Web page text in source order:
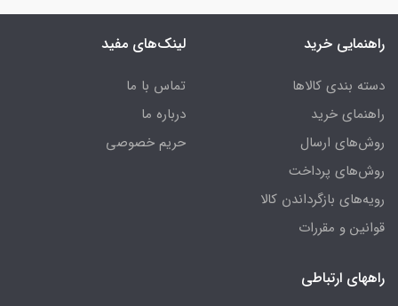
راهنمایی خرید
دسته بندی کالاها
راهنمای خرید
روش‌های ارسال
روش‌های پرداخت
رویه‌های بازگرداندن کالا
قوانین و مقررات
لینک‌های مفید
تماس با ما
درباره ما
حریم خصوصی
راههای ارتباطی